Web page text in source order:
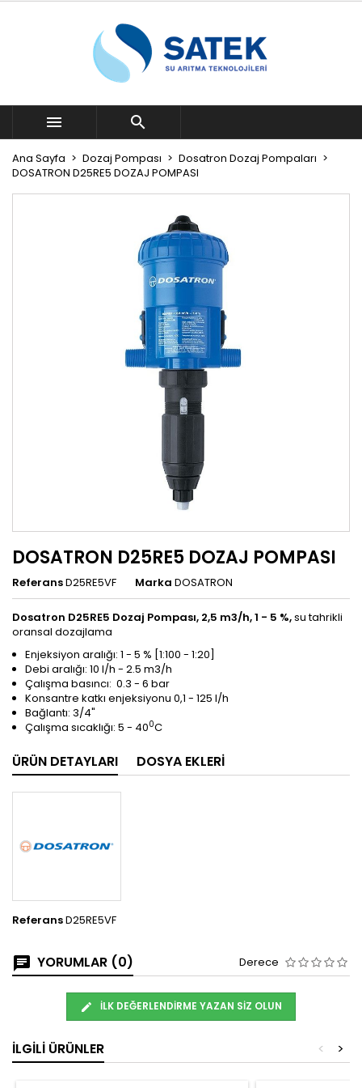
 
Ana Sayfa Dozaj Pompası
Dosatron Dozaj Pompaları
DOSATRON D25RE5 DOZAJ POMPASI
DOSATRON D25RE5 DOZAJ POMPASI
ReferansD25RE5VF Marka DOSATRON
Dosatron D25RE5 Dozaj Pompası, 2,5 m3/h, 1 - 5 %,su tahrikli
oransal dozajlama
Enjeksiyon aralığı: 1 - 5 % [1:100 - 1:20]
Debi aralığı: 10 l/h - 2.5 m3/h
Çalışma basıncı: 0.3 - 6 bar
Konsantre katkı enjeksiyonu 0,1 - 125 l/h
Bağlantı: 3/4"
Çalışma sıcaklığı: 5 - 400C
ÜRÜN DETAYLARI DOSYA EKLERI
ReferansD25RE5VF
YORUMLAR (0) Derece
İLK DEĞERLENDIRME YAZAN SIZ OLUN
İLGILI ÜRÜNLER >
<